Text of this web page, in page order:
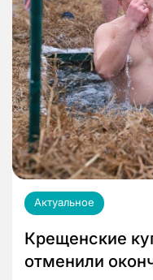
Актуальное
Крещенские
отменили